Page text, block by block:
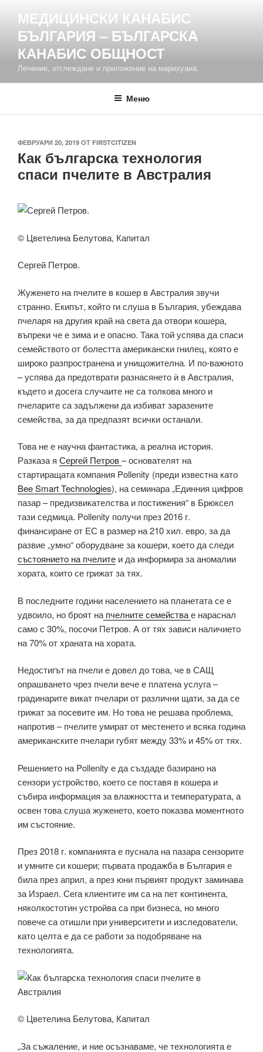
съдържанието
МЕДИЦИНСКИ КАНАБИС
БЪЛГАРИЯ – БЪЛГАРСКA
КАНАБИС ОБЩНОСТ
Лечение, отглеждане и приложение на марихуана.
Меню
ПУБЛИКУВАНО
НА
ФЕВРУАРИ 20, 2019 ОТ FIRSTCITIZEN
Как българска технология
спаси пчелите в Австралия
© Цветелина Белутова, Капитал
Сергей Петров.
Жуженето на пчелите в кошер в Австралия звучи
странно. Екипът, който ги слуша в България, убеждава
пчеларя на другия край на света да отвори кошера,
въпреки че е зима и е опасно. Така той успява да спаси
семейството от болестта американски гнилец, която е
широко разпространена и унищожителна. И по-важното
– успява да предотврати разнасянето ѝ в Австралия,
където и досега случаите не са толкова много и
пчеларите са задължени да избиват заразените
семейства, за да предпазят всички останали.
Това не е научна фантастика, а реална история.
Разказа я Сергей Петров– основателят на
стартиращата компания Pollenity (преди известна като
Bee Smart Technologies), на семинара „Единния цифров
пазар – предизвикателства и постижения“ в Брюксел
тази седмица. Pollenity получи през 2016 г.
финансиране от ЕС в размер на 210 хил. евро, за да
развие „умно“ оборудване за кошери, което да следи
състоянието на пчелите и да информира за аномалии
хората, които се грижат за тях.
В последните години населението на планетата се е
удвоило, но броят на пчелните семействае нараснал
само с 30%, посочи Петров. А от тях зависи наличието
на 70% от храната на хората.
Недостигът на пчели е довел до това, че в САЩ
опрашването чрез пчели вече е платена услуга –
градинарите викат пчелари от различни щати, за да се
грижат за посевите им. Но това не решава проблема,
напротив – пчелите умират от местенето и всяка година
американските пчелари губят между 33% и 45% от тях.
Решението на Pollenity е да създаде базирано на
сензори устройство, което се поставя в кошера и
събира информация за влажността и температурата, а
освен това слуша жуженето, което показва моментното
им състояние.
През 2018 г. компанията е пуснала на пазара сензорите
и умните си кошери; първата продажба в България е
била през април, а през юни първият продукт заминава
за Израел. Сега клиентите им са на пет континента,
няколкостотин устройва са при бизнеса, но много
повече са отишли при университети и изследователи,
като целта е да се работи за подобряване на
технологията.
© Цветелина Белутова, Капитал
„За съжаление, и ние осъзнаваме, че технологията е